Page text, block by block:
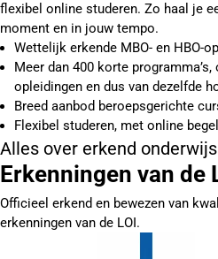
flexibel online studeren. Zo haal je
moment en in jouw tempo.
Wettelijk erkende MBO- en HBO-
Meer dan 400 korte
opleidingen en dus van dezelfde
Breed aanbod beroepsgerichte
Flexibel studeren, met online
Alles over erkend onderwijs
Erkenningen van de
Officieel erkend en bewezen van
erkenningen van de LOI.